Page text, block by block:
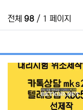
전체 98 / 1 페이지